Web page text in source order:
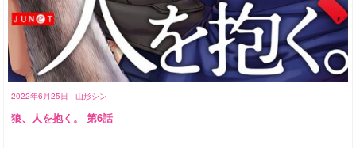
2022年6月25日 山形シン
狼、人を抱く。 第6話